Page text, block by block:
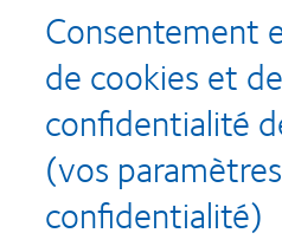
Consentement
de cookies et de
confidentialité
(vos
confidentialité)